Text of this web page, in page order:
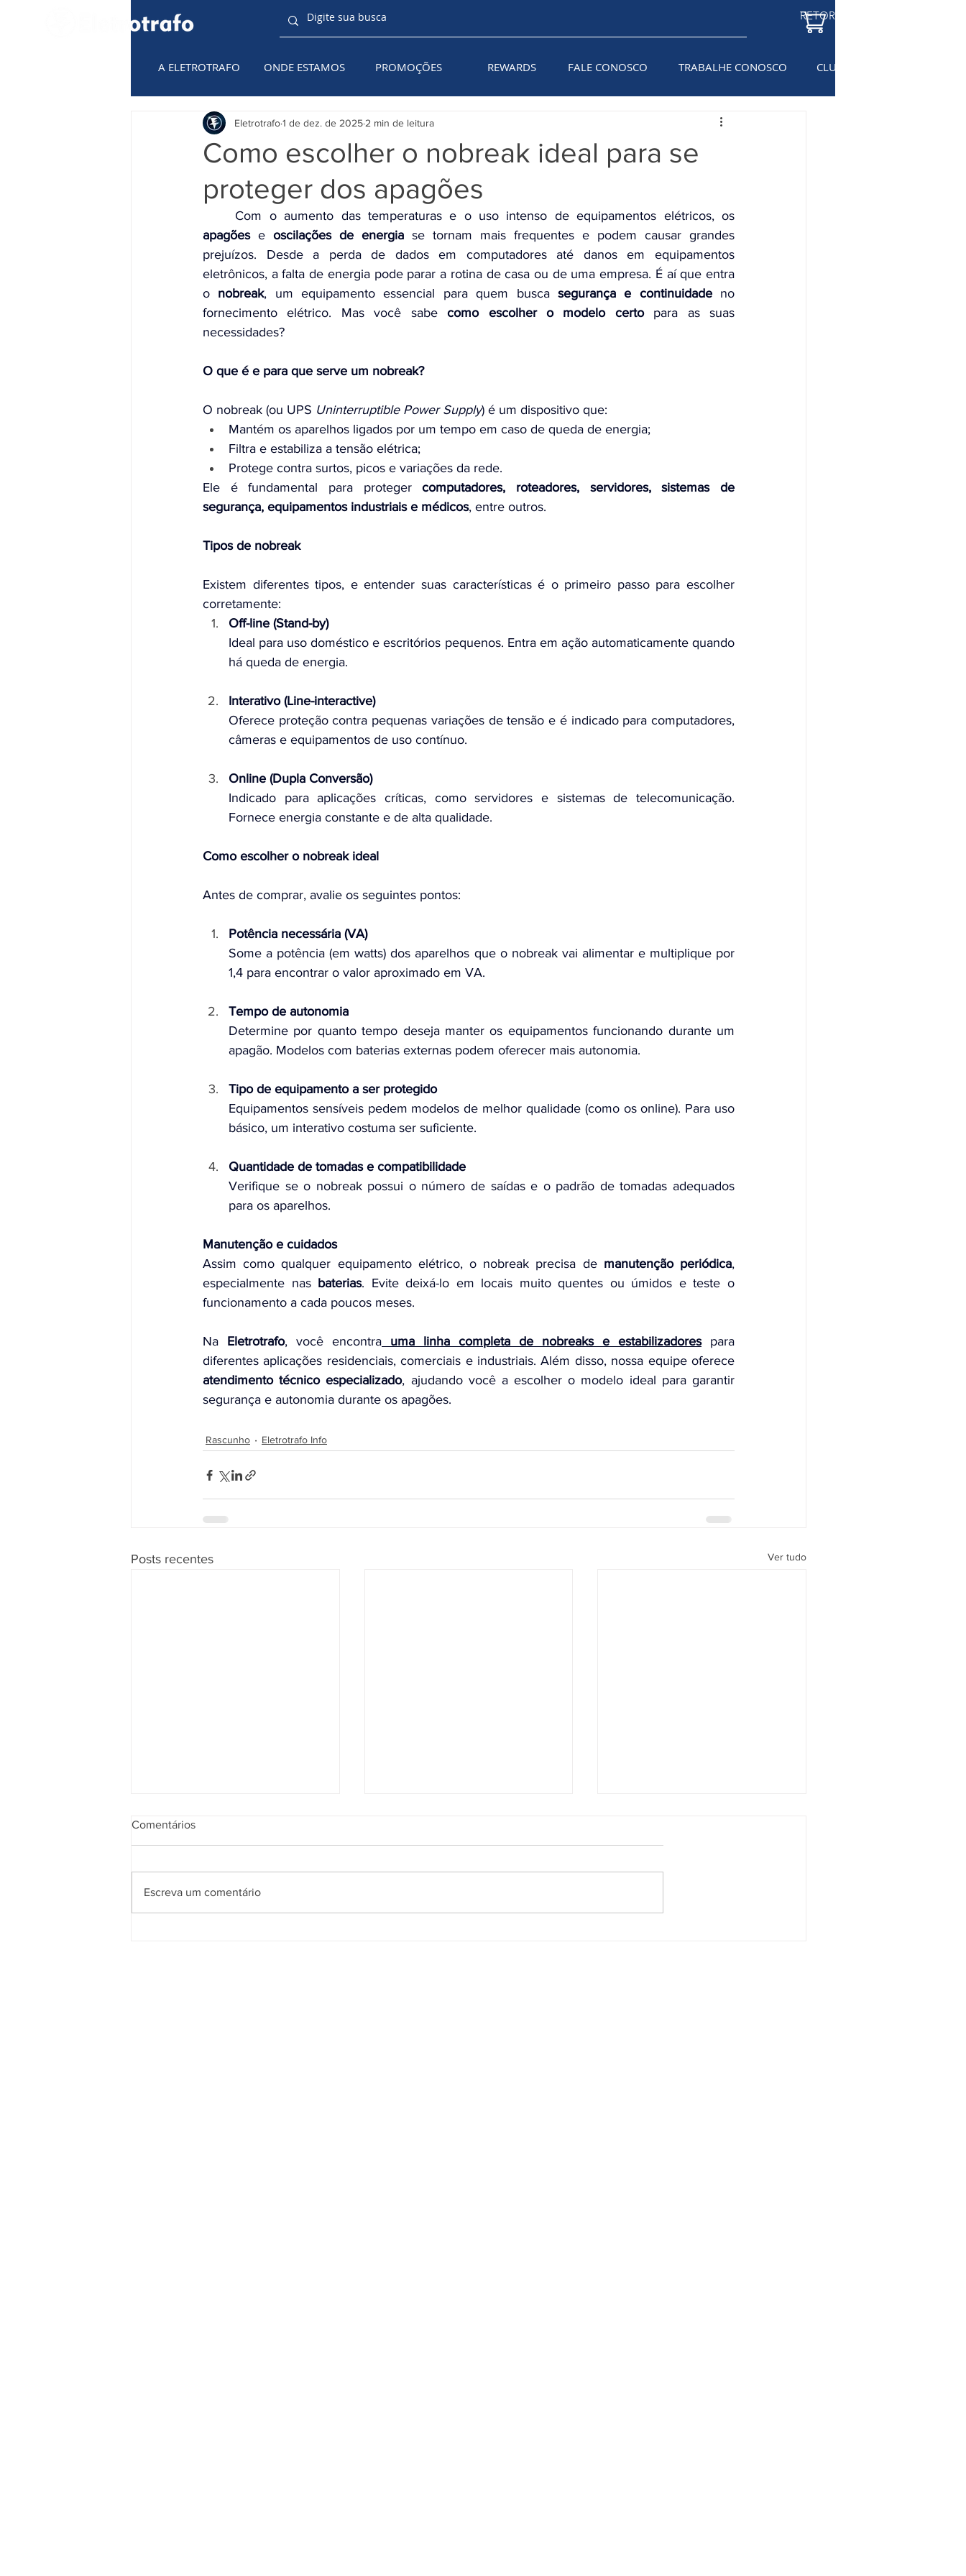
RETORNAR À LOJA
A ELETROTRAFO ONDE ESTAMOS PROMOÇÕES FALE CONOSCO
REWARDS TRABALHE CONOSCO CLUBE DO ELETRICISTA
Como escolher o nobreak ideal para se
proteger dos apagões
Eletrotrafo1 de dez. de 2025 2 min de leitura
apagões e oscilações de energia se tornam mais frequentes e podem causar grandes
prejuízos. Desde a perda de dados em computadores até danos em equipamentos
eletrônicos, a falta de energia pode parar a rotina de casa ou de uma empresa. É aí que entra
o nobreak, um equipamento essencial para quem busca segurança e continuidade no
fornecimento elétrico. Mas você sabe como escolher o modelo certo para as suas
necessidades?
O que é e para que serve um nobreak?
O nobreak (ou UPS Uninterruptible Power Supply) é um dispositivo que:
Mantém os aparelhos ligados por um tempo em caso de queda de energia;
Filtra e estabiliza a tensão elétrica;
Protege contra surtos, picos e variações da rede.
Ele é fundamental para proteger computadores, roteadores, servidores, sistemas de
segurança, equipamentos industriais e médicos, entre outros.
Tipos de nobreak
Existem diferentes tipos, e entender suas características é o primeiro passo para escolher
corretamente:
Off-line (Stand-by)
Ideal para uso doméstico e escritórios pequenos. Entra em ação automaticamente quando
há queda de energia.
Interativo (Line-interactive)
Oferece proteção contra pequenas variações de tensão e é indicado para computadores,
câmeras e equipamentos de uso contínuo.
Online (Dupla Conversão)
Indicado para aplicações críticas, como servidores e sistemas de telecomunicação.
Fornece energia constante e de alta qualidade.
Como escolher o nobreak ideal
Antes de comprar, avalie os seguintes pontos:
Potência necessária (VA)
Some a potência (em watts) dos aparelhos que o nobreak vai alimentar e multiplique por
1,4 para encontrar o valor aproximado em VA.
Tempo de autonomia
Determine por quanto tempo deseja manter os equipamentos funcionando durante um
apagão. Modelos com baterias externas podem oferecer mais autonomia.
Tipo de equipamento a ser protegido
Equipamentos sensíveis pedem modelos de melhor qualidade (como os online). Para uso
básico, um interativo costuma ser suficiente.
Quantidade de tomadas e compatibilidade
Verifique se o nobreak possui o número de saídas e o padrão de tomadas adequados
para os aparelhos.
Manutenção e cuidados
Assim como qualquer equipamento elétrico, o nobreak precisa de manutenção periódica,
especialmente nas baterias. Evite deixá-lo em locais muito quentes ou úmidos e teste o
funcionamento a cada poucos meses.
Na Eletrotrafo, você encontra uma linha completa de nobreaks e estabilizadores para
atendimento técnico especializado, ajudando você a escolher o modelo ideal para garantir
segurança e autonomia durante os apagões.
Rascunho Eletrotrafo Info
Posts recentes Ver tudo
Comentários
Escreva um comentário